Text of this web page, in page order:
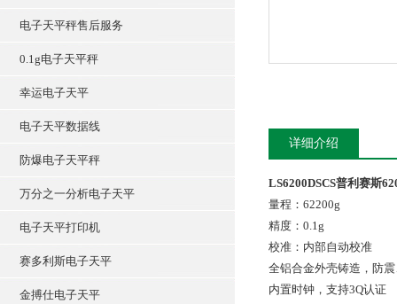
电子天平秤售后服务
0.1g电子天平秤
幸运电子天平
电子天平数据线
防爆电子天平秤
万分之一分析电子天平
电子天平打印机
赛多利斯电子天平
金搏仕电子天平
详细介绍
LS6200DSCS普利赛斯
量程：62200g
精度：0.1g
校准：内部自动校准
全铝合金外壳铸造，防
内置时钟，支持3Q认证